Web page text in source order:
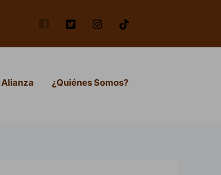
Alianza ¿Quiénes Somos?